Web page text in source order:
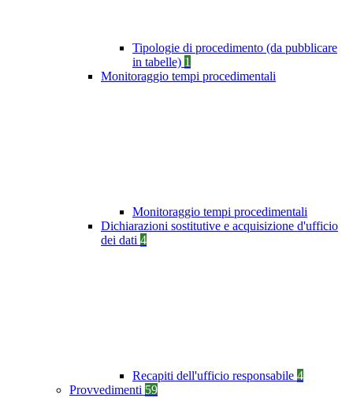
Tipologie di procedimento (da pubblicare
in tabelle) 1
Monitoraggio tempi procedimentali
Monitoraggio tempi procedimentali
Dichiarazioni sostitutive e acquisizione d'ufficio
dei dati 4
Recapiti dell'ufficio responsabile 4
Provvedimenti 59